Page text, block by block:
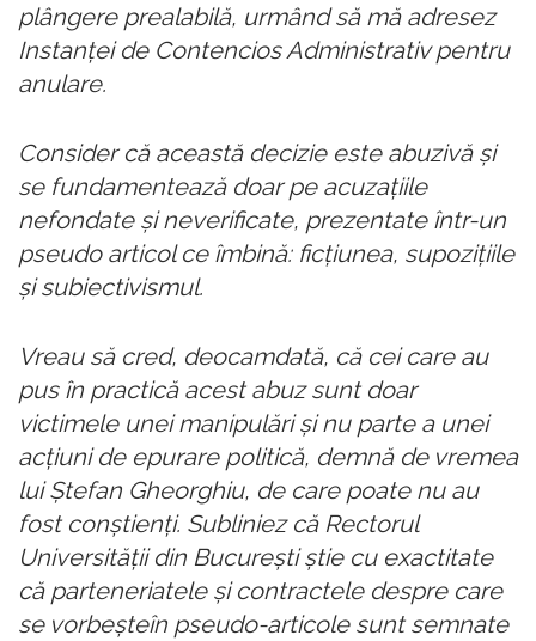
plângere prealabilă, urmând să mă adresez
Instanţei de Contencios Administrativ pentru
anulare.
Consider că această decizie este abuzivă şi
se fundamentează doar pe acuzaţiile
nefondate şi neverificate, prezentate într-un
pseudo articol ce îmbină: ficţiunea, supoziţiile
şi subiectivismul.
Vreau să cred, deocamdată, că cei care au
pus în practică acest abuz sunt doar
victimele unei manipulări şi nu parte a unei
acţiuni de epurare politică, demnă de vremea
lui Ştefan Gheorghiu, de care poate nu au
fost conştienţi. Subliniez că Rectorul
Universităţii din Bucureşti ştie cu exactitate
că parteneriatele şi contractele despre care
se vorbeşteîn pseudo-articole sunt semnate